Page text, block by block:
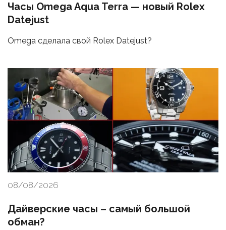
Часы Omega Aqua Terra — новый Rolex
Datejust
Omega сделала свой Rolex Datejust?
08/08/2026
Дайверские часы – самый большой
обман?